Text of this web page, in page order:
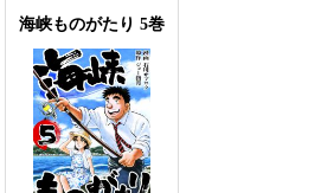
海峡ものがたり 5巻